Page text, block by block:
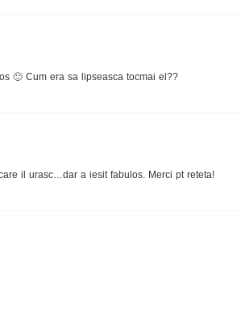
🙂 Cum era sa lipseasca tocmai el??
il urasc…dar a iesit fabulos. Merci pt reteta!